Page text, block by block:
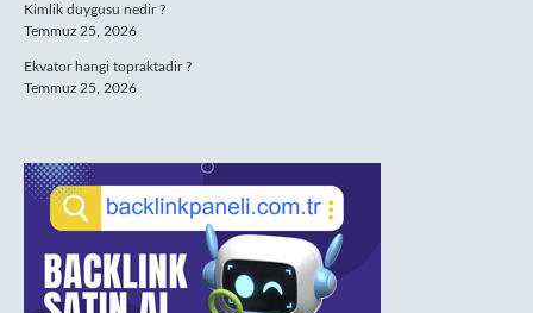
Kimlik duygusu nedir ?
Temmuz 25, 2026
Ekvator hangi topraktadir ?
Temmuz 25, 2026